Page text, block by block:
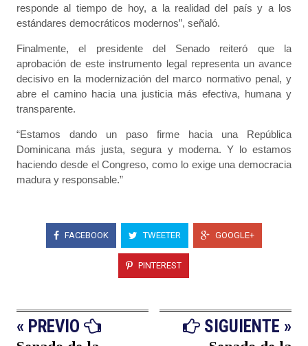
responde al tiempo de hoy, a la realidad del país y a los
estándares democráticos modernos”, señaló.
Finalmente, el presidente del Senado reiteró que la
aprobación de este instrumento legal representa un avance
decisivo en la modernización del marco normativo penal, y
abre el camino hacia una justicia más efectiva, humana y
transparente.
“Estamos dando un paso firme hacia una República
Dominicana más justa, segura y moderna. Y lo estamos
haciendo desde el Congreso, como lo exige una democracia
madura y responsable.”
FACEBOOK TWEETER GOOGLE+
PINTEREST
« PREVIO SIGUIENTE »